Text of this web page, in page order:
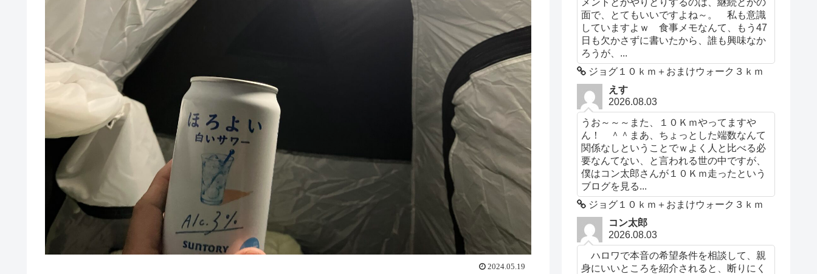
2024.05.19
面で、とてもいいですよね～。 私も意識
していますよｗ 食事メモなんて、もう47
日も欠かさずに書いたから、誰も興味なか
ろうが、...
ジョグ１０ｋｍ＋おまけウォーク３ｋｍ
えす
2026.08.03
うお～～～また、１０Ｋｍやってますや
ん！ ＾＾まあ、ちょっとした端数なんて
関係なしということでｗよく人と比べる必
要なんてない、と言われる世の中ですが、
僕はコン太郎さんが１０Ｋｍ走ったという
ブログを見る...
ジョグ１０ｋｍ＋おまけウォーク３ｋｍ
コン太郎
2026.08.03
ハロワで本音の希望条件を相談して、親
身にいいところを紹介されると、断りにく